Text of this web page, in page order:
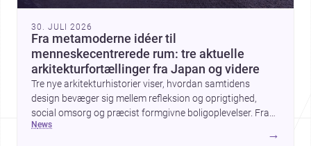
30. JULI 2026
Fra metamoderne idéer til
menneskecentrerede rum: tre aktuelle
arkitekturfortællinger fra Japan og videre
Tre nye arkitekturhistorier viser, hvordan samtidens
design bevæger sig mellem refleksion og oprigtighed,
social omsorg og præcist formgivne boligoplevelser. Fra
den teoretiske diskussion om metamodernisme til et
news
→